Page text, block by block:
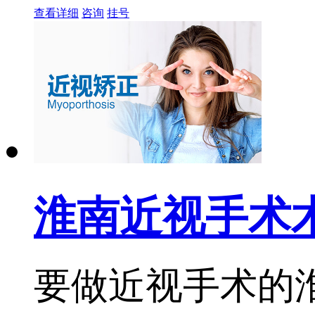
查看详细 咨询 挂号
淮南近视手术
要做近视手术的